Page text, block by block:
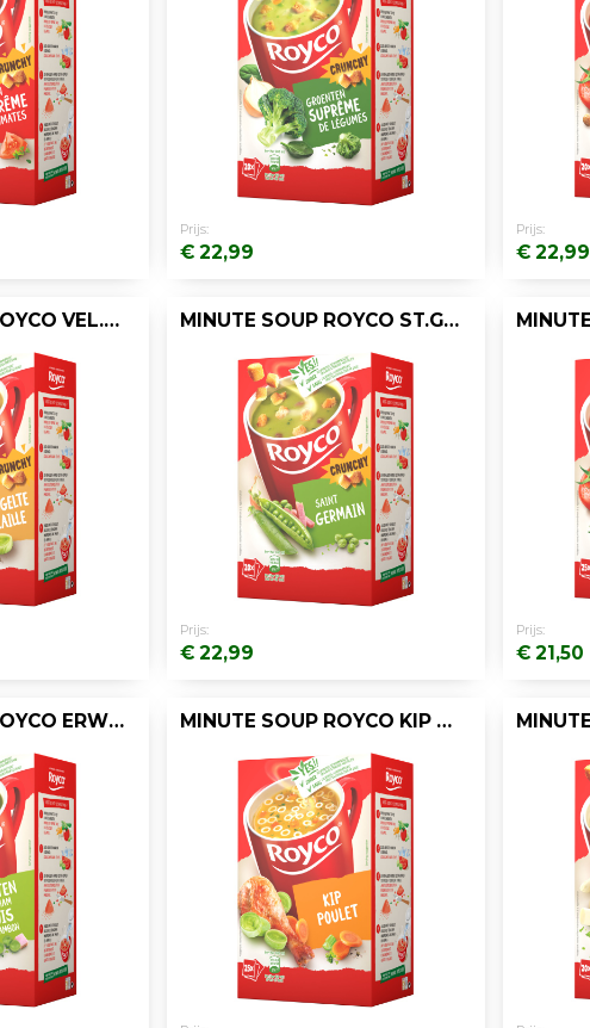
Prijs:
€ 22,99
Prijs:
€ 22,99
MINUTE SOUP ROYCO VEL.GEVOGELTE 200ML/20 MINUTE SOUP ROYCO ST.GERM+CROÛT 200ML/20
Prijs:
€ 22,99
Prijs:
€ 21,50
MINUTE SOUP ROYCO ERWT HAM 200ML/25 MINUTE SOUP ROYCO KIP 200ML/25